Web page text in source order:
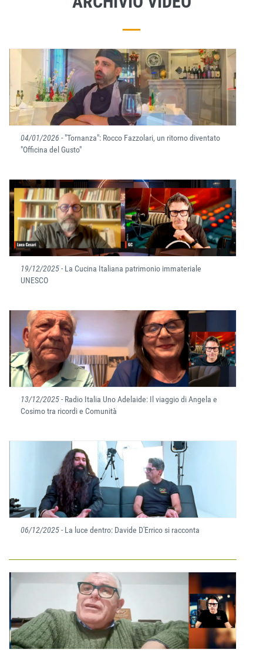
04/01/2026 - "Tornanza": Rocco Fazzolari, un ritorno diventato
"Officina del Gusto"
19/12/2025- La Cucina Italiana patrimonio immateriale
UNESCO
13/12/2025- Radio Italia Uno Adelaide: Il viaggio di Angela e
Cosimo tra ricordi e Comunità
06/12/2025- La luce dentro: Davide D'Errico si racconta